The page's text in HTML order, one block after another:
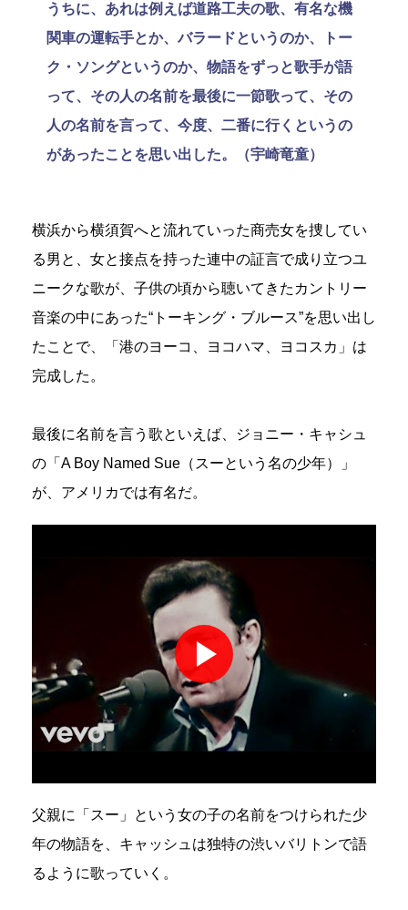
うちに、あれは例えば道路工夫の歌、有名な機
関車の運転手とか、バラードというのか、トー
ク・ソングというのか、物語をずっと歌手が語
って、その人の名前を最後に一節歌って、その
人の名前を言って、今度、二番に行くというの
があったことを思い出した。（宇崎竜童）
横浜から横須賀へと流れていった商売女を捜してい
る男と、女と接点を持った連中の証言で成り立つユ
ニークな歌が、子供の頃から聴いてきたカントリー
音楽の中にあった“トーキング・ブルース”を思い出し
たことで、「港のヨーコ、ヨコハマ、ヨコスカ」は
完成した。
最後に名前を言う歌といえば、ジョニー・キャシュ
の「A Boy Named Sue（スーという名の少年）」
が、アメリカでは有名だ。
父親に「スー」という女の子の名前をつけられた少
年の物語を、キャッシュは独特の渋いバリトンで語
るように歌っていく。